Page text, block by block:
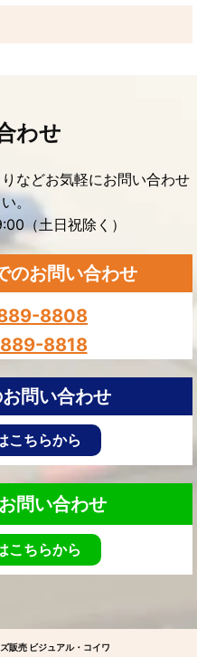
わせ
などお気軽にお問い合わせ
。
（土日祝除く）
のお問い合わせ
8808
8818
問い合わせ
こちらから
問い合わせ
こちらから
販売 ビジュアル・コイワ